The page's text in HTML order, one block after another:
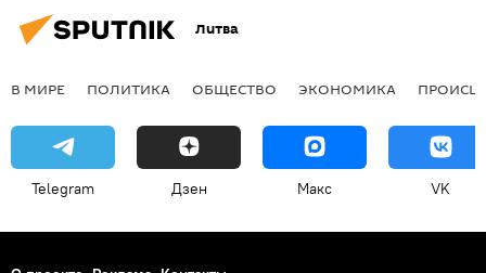
Литва
В МИРЕ ПОЛИТИКА ОБЩЕСТВО ЭКОНОМИКА
Telegram Дзен Макс VK